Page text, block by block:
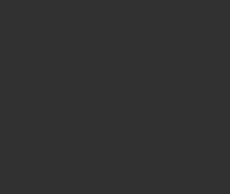
Angels, il
entrano in contatto con i propri